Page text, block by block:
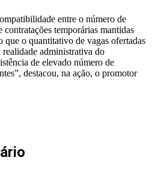
entre o número de
contratações temporárias mantidas
que o quantitativo de vagas ofertadas
realidade administrativa do
de elevado número de
destacou, na ação, o promotor